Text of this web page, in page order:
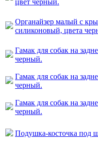
Органайзер малый с
силиконовый, цвета
Гамак для собак на
черный.
Гамак для собак на
черный.
Гамак для собак на
черный.
Подушка-косточка под